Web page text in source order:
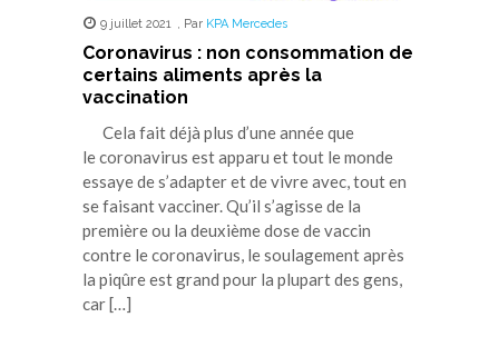
9 juillet 2021 , Par KPA Mercedes
Coronavirus : non consommation de
certains aliments après la
vaccination
Cela fait déjà plus d’une année que
le coronavirus est apparu et tout le monde
essaye de s’adapter et de vivre avec, tout en
se faisant vacciner. Qu’il s’agisse de la
première ou la deuxième dose de vaccin
contre le coronavirus, le soulagement après
la piqûre est grand pour la plupart des gens,
car […]